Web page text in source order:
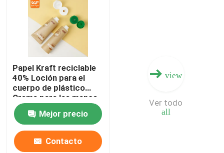
Tubos de paja de trigo
Papel Kraft reciclable
40% Loción para el
cuerpo de plástico
Crema para las manos
Cosméticos Tubos
blandos
Biodegradables Tubos
de compresión
Embalaje
Mejor precio
Contacto
view
all
Ver todo